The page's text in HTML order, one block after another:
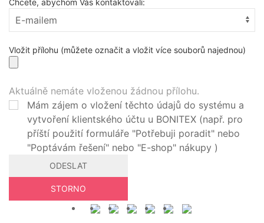
Chcete, abychom Vás kontaktovali:
Vložit přílohu (můžete označit a vložit více souborů najednou)
Aktuálně nemáte vloženou žádnou přílohu.
Mám zájem o vložení těchto údajů do systému a
vytvoření klientského účtu u BONITEX (např. pro
příští použití formuláře "Potřebuji poradit" nebo
"Poptávám řešení" nebo "E-shop" nákupy )
ODESLAT
STORNO